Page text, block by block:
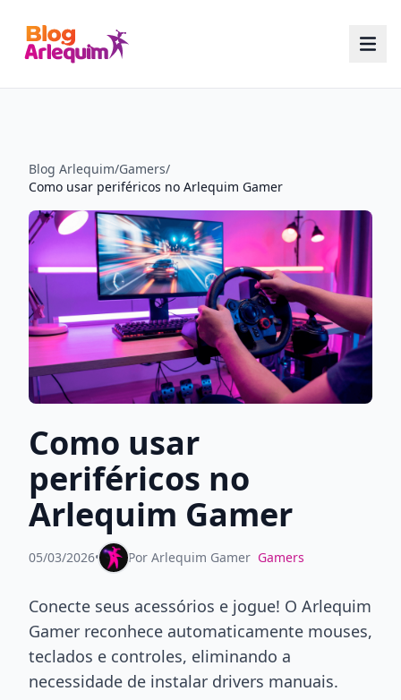
Blog Arlequim/Gamers/
Como usar periféricos no Arlequim Gamer
Como usar
periféricos no
Arlequim Gamer
05/03/2026• Por Arlequim Gamer Gamers
Conecte seus acessórios e jogue! O Arlequim
Gamer reconhece automaticamente mouses,
teclados e controles, eliminando a
necessidade de instalar drivers manuais.